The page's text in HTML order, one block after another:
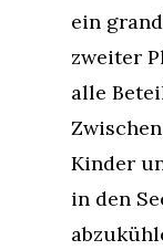
ein
zweiter
alle
Kinder
in den